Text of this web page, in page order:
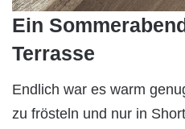
Ein
Terrasse
Endlich war es warm
zu frösteln und nur in